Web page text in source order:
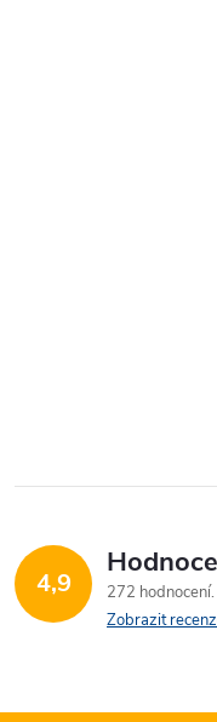
4,9
272 hodnocení
Zobrazit